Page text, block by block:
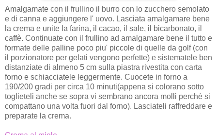
Amalgamate con il frullino il burro con lo zucchero semolato
e di canna e aggiungere l' uovo. Lasciata amalgamare bene
la crema e unite la farina, il cacao, il sale, il bicarbonato, il
caffè. Continuate con il frullino ad amalgamare bene il tutto e
formate delle palline poco piu' piccole di quelle da golf (con
il porzionatore per gelati vengono perfette) e sistematele ben
distanziate di almeno 5 cm sulla piastra rivestita con carta
forno e schiacciatele leggermente. Cuocete in forno a
190/200 gradi per circa 10 minuti(appena si colorano sotto
toglieteli anche se sopra vi sembrano ancora molli perchè si
compattano una volta fuori dal forno). Lasciateli raffreddare e
preparate la crema.